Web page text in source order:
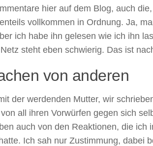
hier auf dem Blog, auch
vollkommen in Ordnung. Ja,
ich habe ihn gelesen wie ich ihn
steht eben schwierig. Das ist
von anderen
der werdenden Mutter, wir
all ihren Vorwürfen gegen sich
auch von den Reaktionen, die ich
Ich sah nur Zustimmung, dabei